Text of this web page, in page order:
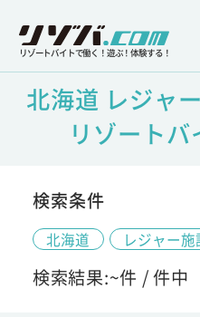
リゾートバイトで働く！遊ぶ！体験する！
北海道 レジャ
リゾート
検索条件
北海道 レジャー
検索結果:~件 /件中